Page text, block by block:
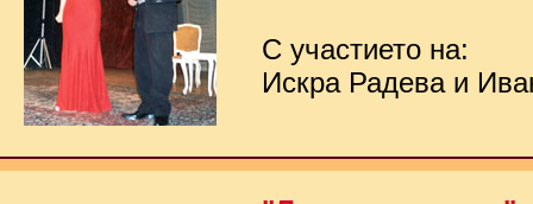
С участието на:
Искра Радева и